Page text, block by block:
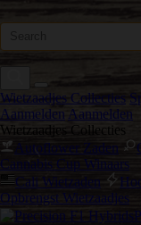
Wietzaadjes Collecties
Aanmelden Aanmelden
Wietzaadjes Collecties
Autoflower Zaden
Cannabis Cup Winaars
Cali Wietzaden
Opbrengst Wietzaadjes